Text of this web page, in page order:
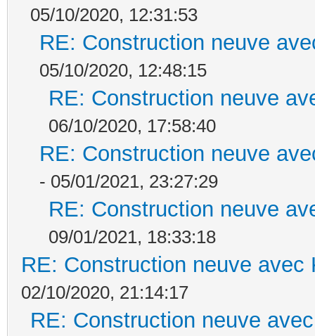
05/10/2020, 12:31:53
RE: Construction neuve
05/10/2020, 12:48:15
RE: Construction neuve
06/10/2020, 17:58:40
RE: Construction neuve
- 05/01/2021, 23:27:29
RE: Construction neuve
09/01/2021, 18:33:18
RE: Construction neuve avec
02/10/2020, 21:14:17
RE: Construction neuve